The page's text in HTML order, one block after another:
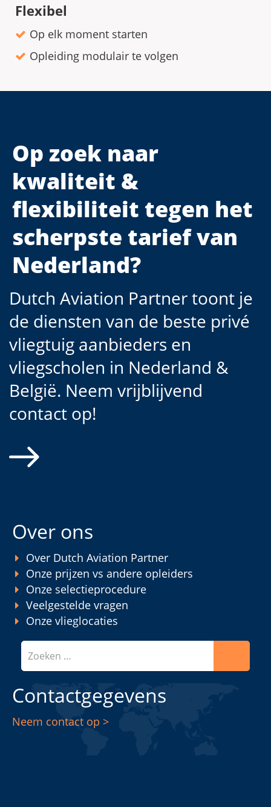
Flexibel
Op elk moment starten
Opleiding modulair te volgen
Op zoek naar
kwaliteit &
flexibiliteit tegen het
scherpste tarief van
Nederland?
Dutch Aviation Partner toont je
de diensten van de beste privé
vliegtuig aanbieders en
vliegscholen in Nederland &
België. Neem vrijblijvend
contact op!
Over ons
Over Dutch Aviation Partner
Onze prijzen vs andere opleiders
Onze selectieprocedure
Veelgestelde vragen
Onze vlieglocaties
Contactgegevens
Neem contact op >